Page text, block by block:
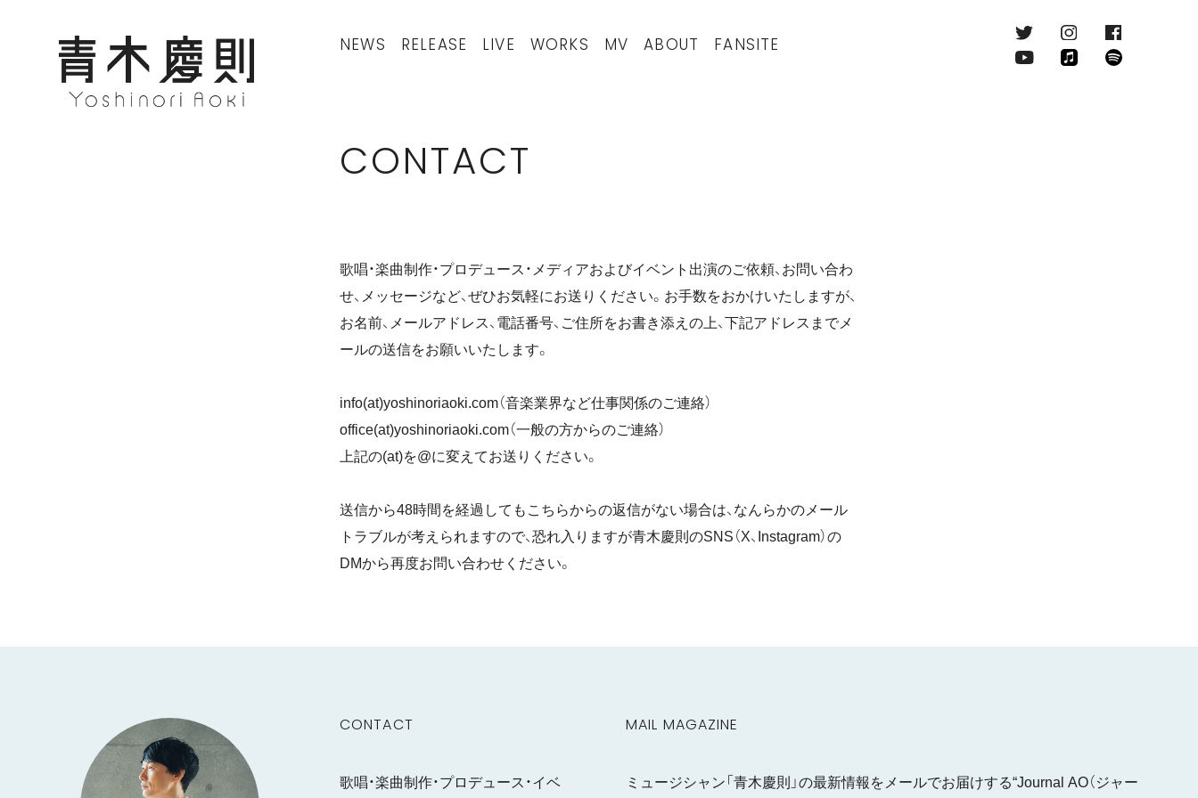
NEWS RELEASE LIVE WORKS MV ABOUT FANSITE
CONTACT
歌唱・楽曲制作・プロデュース・メディアおよびイベント出演のご依頼、お問い合わ
せ、メッセージなど、ぜひお気軽にお送りください。お手数をおかけいたしますが、
お名前、メールアドレス、電話番号、ご住所をお書き添えの上、下記アドレスまでメ
ールの送信をお願いいたします。
info(at)yoshinoriaoki.com（音楽業界など仕事関係のご連絡）
office(at)yoshinoriaoki.com（一般の方からのご連絡）
上記の(at)を@に変えてお送りください。
送信から48時間を経過してもこちらからの返信がない場合は、なんらかのメール
トラブルが考えられますので、恐れ入りますが青木慶則のSNS（X、Instagram）の
DMから再度お問い合わせください。
CONTACT
歌唱・楽曲制作・プロデュース・イベ
MAIL MAGAZINE
ミュージシャン「青木慶則」の最新情報をメールでお届けする“Journal AO（ジャー